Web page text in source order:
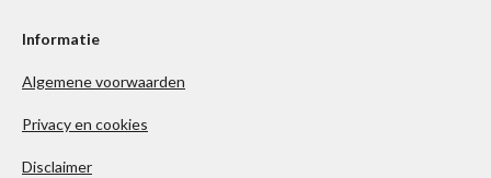
b
k
a
a
Informatie
Algemene voorwaarden
Privacy en cookies
Disclaimer